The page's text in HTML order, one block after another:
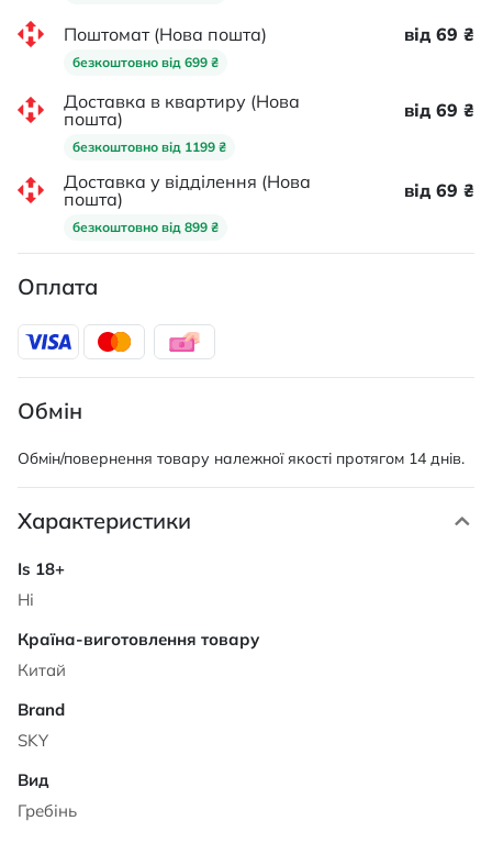
Поштомат (Нова пошта)
безкоштовно від 699 ₴
від 69 ₴
Доставка в квартиру (Нова
пошта)
безкоштовно від 1199 ₴
від 69 ₴
Доставка у відділення (Нова
пошта)
безкоштовно від 899 ₴
від 69 ₴
Оплата
Обмін
Обмін/повернення товару належної якості протягом 14 днів.
Характеристики
Характеристики
Ні
Китай
SKY
Гребінь